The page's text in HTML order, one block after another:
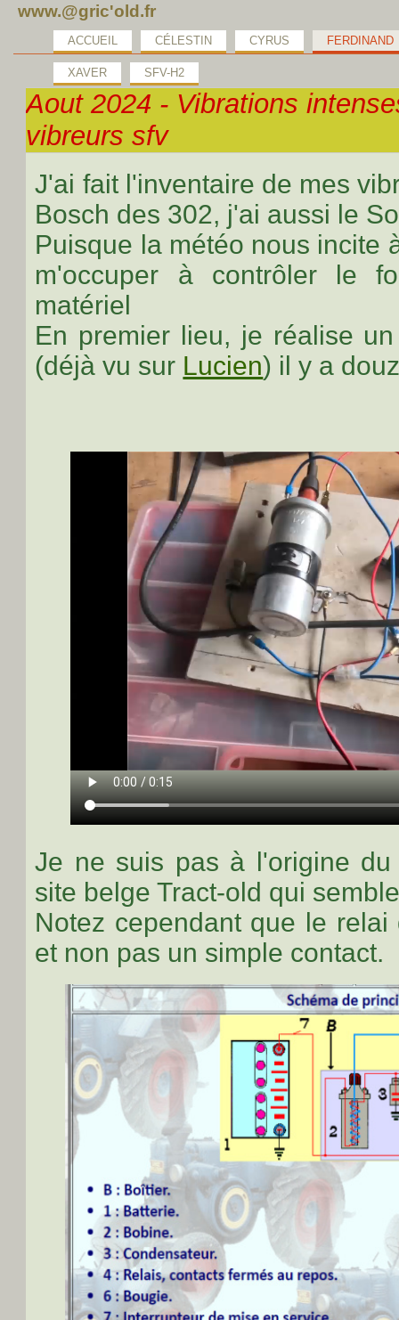
www.@gric'old.fr
ACCUEIL CÉLESTIN CYRUS FERDINAND
XAVER SFV-H2
Aout 2024 - Vibrations
vibreurs sfv
J'ai fait l'inventaire de mes
Bosch des 302, j'ai aussi le
Puisque la météo nous incite
m'occuper à contrôler le
matériel
En premier lieu, je réalise
(déjà vu sur Lucien) il y a
Je ne suis pas à l'origine
site belge Tract-old qui
Notez cependant que le
et non pas un simple contact.